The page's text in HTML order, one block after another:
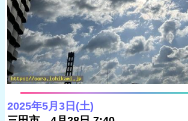
2025年5月3日(土)